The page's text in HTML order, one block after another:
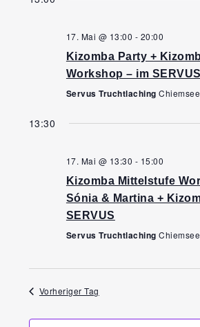
17. Mai @ 13:00 - 20:00
Kizomba Party +
Workshop – im SERVUS
Servus Truchtlaching
13:30
17. Mai @ 13:30 - 15:00
Kizomba Mittelstufe
Sónia & Martina +
SERVUS
Servus Truchtlaching
Vorheriger Tag